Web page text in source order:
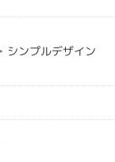
シンプルデザイン